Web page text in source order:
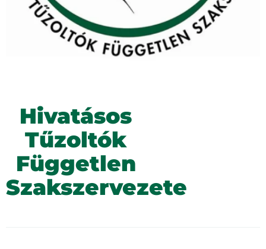
Hivatásos
Tűzoltók
Független
Szakszervezete